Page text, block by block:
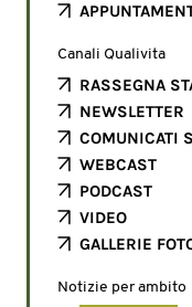
Canali Qualivita
RASSEGNA
NEWSLETTER
COMUNICATI
WEBCAST
PODCAST
VIDEO
GALLERIE
Notizie per ambito